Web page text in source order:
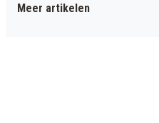
Meer artikelen